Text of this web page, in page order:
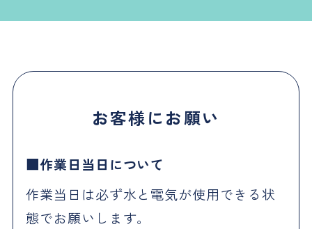
お客様にお願い
作業日当日について
作業当日は必ず水と電気が使用できる状
態でお願いします。